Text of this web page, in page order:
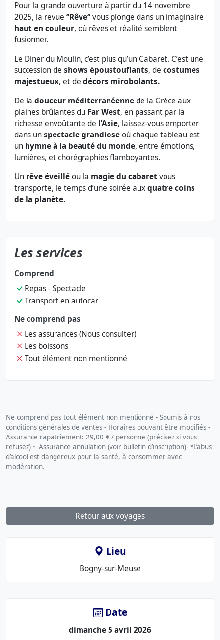
Pour la grande ouverture à partir du 14 novembre
2025, la revue ‘’Rêve‘’vous plonge dans un imaginaire
haut en couleur, où rêves et réalité semblent
fusionner.
Le Diner du Moulin, c’est plus qu’un Cabaret. C’est une
succession de shows époustouflants, de costumes
majestueux, et de décors mirobolants.
De la douceur méditerranéennede la Grèce aux
plaines brûlantes du Far West, en passant par la
richesse envoûtante de l’Asie, laissez-vous emporter
dans unspectacle grandioseoù chaque tableau est
un hymne à la beauté du monde, entre émotions,
lumières, et chorégraphies flamboyantes.
Un rêve éveilléou la magie du cabaretvous
transporte, le temps d’une soirée auxquatre coins
de la planète.
Les services
Comprend
Repas - Spectacle
Transport en autocar
Ne comprend pas
Les assurances (Nous consulter)
Les boissons
Tout élément non mentionné
Ne comprend pas tout élément non mentionné - Soumis à nos
conditions générales de ventes - Horaires pouvant être modifiés -
Assurance rapatriement: 29,00 € / personne (précisez si vous
refusez) ~ Assurance annulation (voir bulletin d’inscription)- *L’abus
d’alcool est dangereux pour la santé, à consommer avec
modération.
Retour aux voyages
Lieu
Le
Bogny-sur-Meuse
Date
dimanche 5 avril 2026